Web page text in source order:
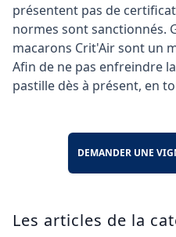
présentent pas de
normes sont sanctionnés.
macarons Crit'Air sont un
Afin de ne pas enfreindre
pastille dès à présent, en
DEMANDER UNE
Les articles de la